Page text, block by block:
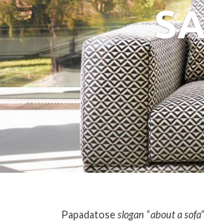
Papadatoseslogan “about a sofa